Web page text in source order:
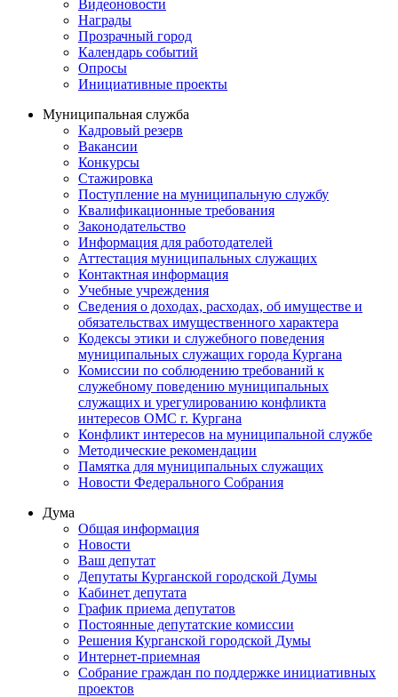
Видеоновости
Награды
Прозрачный город
Календарь событий
Опросы
Инициативные проекты
Муниципальная служба
Кадровый резерв
Вакансии
Конкурсы
Стажировка
Поступление на муниципальную службу
Квалификационные требования
Законодательство
Информация для работодателей
Аттестация муниципальных служащих
Контактная информация
Учебные учреждения
Сведения о доходах, расходах, об имуществе и
обязательствах имущественного характера
Кодексы этики и служебного поведения
муниципальных служащих города Кургана
Комиссии по соблюдению требований к
служебному поведению муниципальных
служащих и урегулированию конфликта
интересов ОМС г. Кургана
Конфликт интересов на муниципальной службе
Методические рекомендации
Памятка для муниципальных служащих
Новости Федерального Cобрания
Дума
Общая информация
Новости
Ваш депутат
Депутаты Курганской городской Думы
Кабинет депутата
График приема депутатов
Постоянные депутатские комиссии
Решения Курганской городской Думы
Интернет-приемная
Собрание граждан по поддержке инициативных
проектов